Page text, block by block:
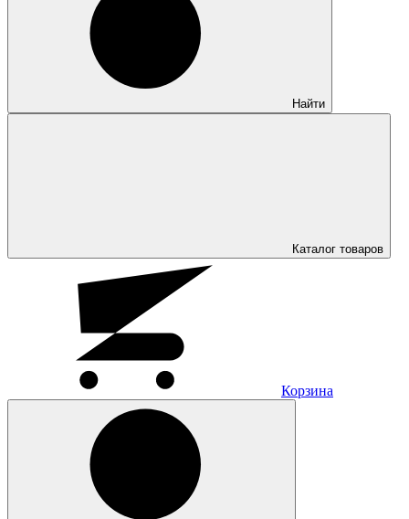
Найти
Каталог товаров
Корзина